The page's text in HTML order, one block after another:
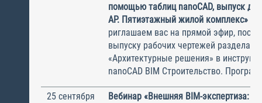
помощью таблиц nanoCAD, выпуск
АР. Пятиэтажный жилой комплекс»
риглашаем вас на прямой эфир,
выпуску рабочих чертежей раздела
«Архитектурные решения» в
nanoCAD BIM Строительство.
25 сентября
Вебинар «Внешняя BIM-экспертиза: